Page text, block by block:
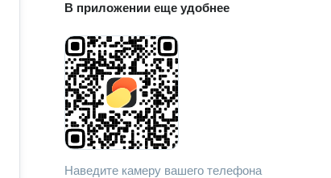
В приложении еще удобнее
Наведите камеру вашего телефона